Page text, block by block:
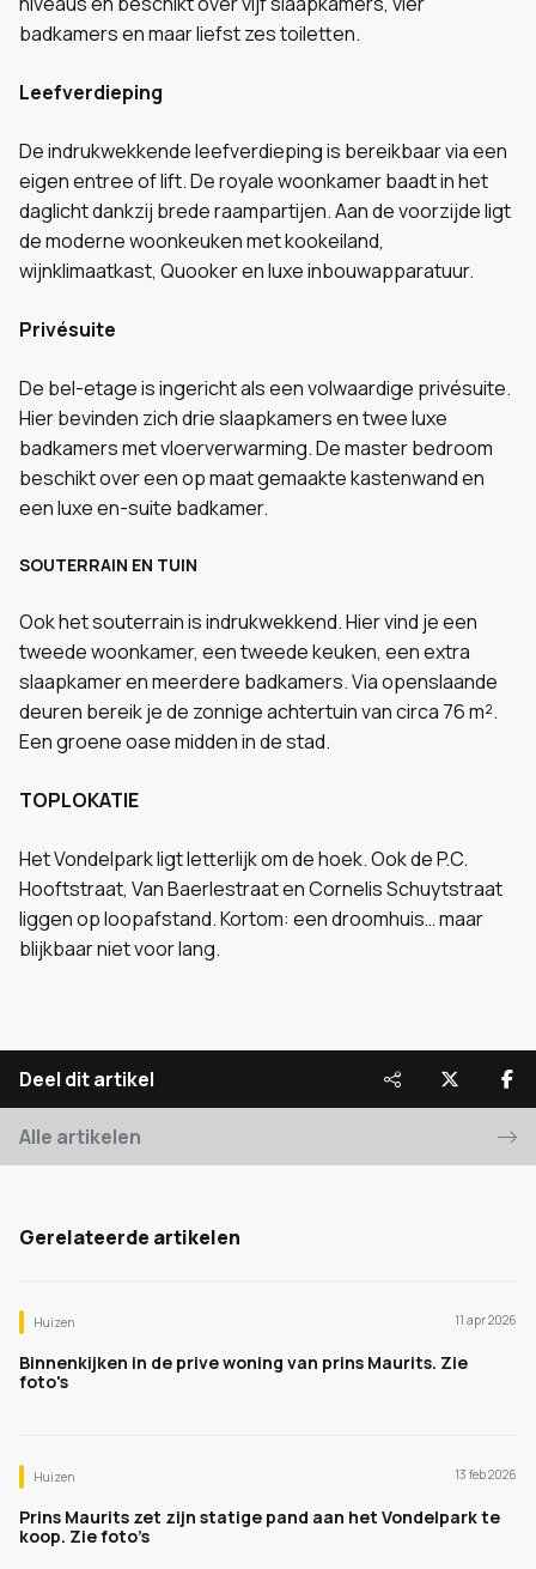
badkamers en maar liefst zes toiletten.
Leefverdieping
De indrukwekkende leefverdieping is bereikbaar via een
eigen entree of lift. De royale woonkamer baadt in het
daglicht dankzij brede raampartijen. Aan de voorzijde ligt
de moderne woonkeuken met kookeiland,
wijnklimaatkast, Quooker en luxe inbouwapparatuur.
Privésuite
De bel-etage is ingericht als een volwaardige privésuite.
Hier bevinden zich drie slaapkamers en twee luxe
badkamers met vloerverwarming. De master bedroom
beschikt over een op maat gemaakte kastenwand en
een luxe en-suite badkamer.
SOUTERRAIN EN TUIN
Ook het souterrain is indrukwekkend. Hier vind je een
tweede woonkamer, een tweede keuken, een extra
slaapkamer en meerdere badkamers. Via openslaande
deuren bereik je de zonnige achtertuin van circa 76 m².
Een groene oase midden in de stad.
TOPLOKATIE
Het Vondelpark ligt letterlijk om de hoek. Ook de P.C.
Hooftstraat, Van Baerlestraat en Cornelis Schuytstraat
liggen op loopafstand. Kortom: een droomhuis… maar
blijkbaar niet voor lang.
Deel dit artikel
Alle artikelen
Gerelateerde artikelen
Huizen 11 apr 2026
Binnenkijken in de prive woning van prins Maurits. Zie
foto's
Huizen 13 feb 2026
Prins Maurits zet zijn statige pand aan het Vondelpark te
koop. Zie foto’s